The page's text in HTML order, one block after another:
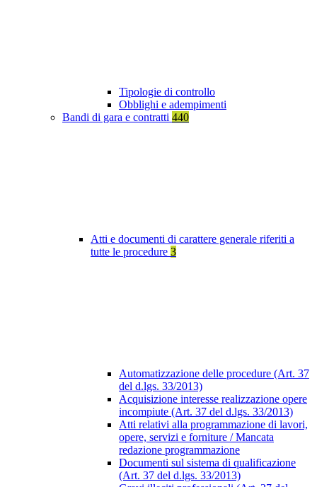
Tipologie di controllo
Obblighi e adempimenti
Bandi di gara e contratti 440
Atti e documenti di carattere generale riferiti a
tutte le procedure 3
Automatizzazione delle procedure (Art. 37
del d.lgs. 33/2013)
Acquisizione interesse realizzazione opere
incompiute (Art. 37 del d.lgs. 33/2013)
Atti relativi alla programmazione di lavori,
opere, servizi e forniture / Mancata
redazione programmazione
Documenti sul sistema di qualificazione
(Art. 37 del d.lgs. 33/2013)